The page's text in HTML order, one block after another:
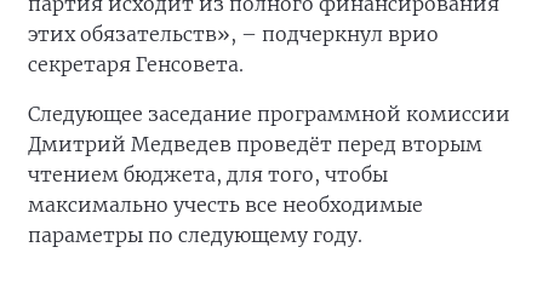
этих обязательств», – подчеркнул врио
секретаря Генсовета.
Следующее заседание программной комиссии
Дмитрий Медведев проведёт перед вторым
чтением бюджета, для того, чтобы
максимально учесть все необходимые
параметры по следующему году.